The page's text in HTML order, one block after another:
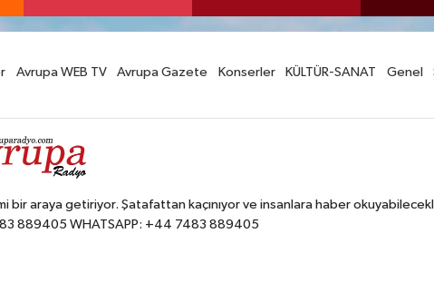
Avrupa WEB TV Avrupa Gazete Konserler KÜLTÜR-SANAT Genel
araya getiriyor. Şatafattan kaçınıyor ve insanlara haber
889405 WHATSAPP: +44 7483 889405